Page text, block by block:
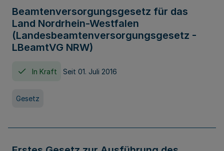
Beamtenversorgungsgesetz für das
Land Nordrhein-Westfalen
(Landesbeamtenversorgungsgesetz -
LBeamtVG NRW)
In Kraft Seit 01. Juli 2016
Gesetz